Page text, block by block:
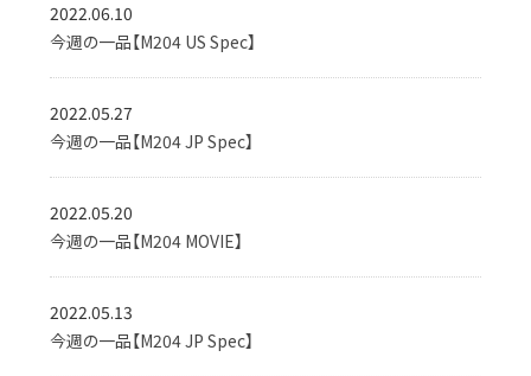
2022.06.10
今週の一品【M204 US Spec】
2022.05.27
今週の一品【M204 JP Spec】
2022.05.20
今週の一品【M204 MOVIE】
2022.05.13
今週の一品【M204 JP Spec】